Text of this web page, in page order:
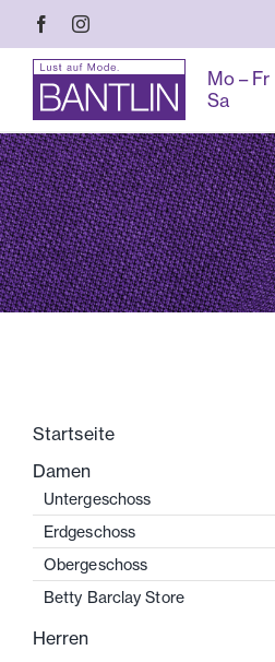
Inhalt
springen
Mo – Fr
Sa
Startseite
Damen
Untergeschoss
Erdgeschoss
Obergeschoss
Betty Barclay Store
Herren